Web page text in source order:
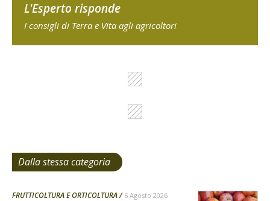
L'Esperto risponde
I consigli di Terra e Vita agli agricoltori
Dalla stessa categoria
FRUTTICOLTURA E ORTICOLTURA 6 Agosto 2026